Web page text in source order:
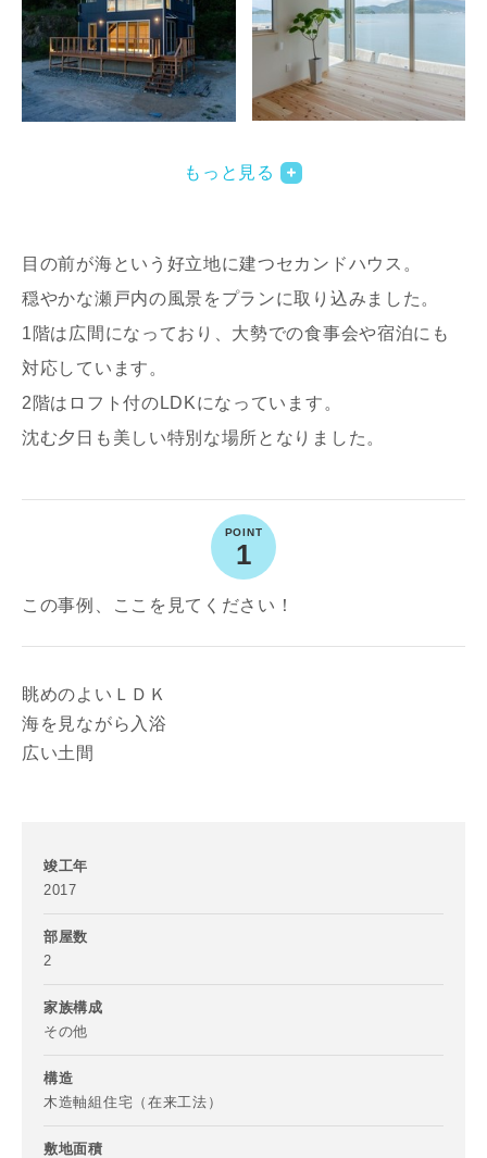
写真を拡大する
もっと見る
目の前が海という好立地に建つセカンドハウス。
穏やかな瀬戸内の風景をプランに取り込みました。
1階は広間になっており、大勢での食事会や宿泊にも
対応しています。
2階はロフト付のLDKになっています。
沈む夕日も美しい特別な場所となりました。
1
この事例、ここを見てください！
眺めのよいＬＤＫ
海を見ながら入浴
広い土間
竣工年
2017
部屋数
2
家族構成
その他
構造
木造軸組住宅（在来工法）
敷地面積